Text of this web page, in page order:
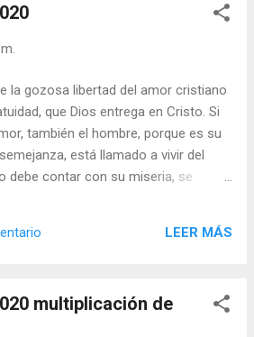
habremos comprendido que
todos. Teresa de Jesús, enseña
pero un amor bautismal crucificado:
personas que van por el camino
sólo servir a su Cristo
(4 M 2,9). Julián Escobar. |
del Día (+ Leer ). | Evangelio y
(+ Leer ) | Vísperas (+ Leer ) |
la gozosa libertad del amor cristiano
que Dios entrega en Cristo. Si
también el hombre, porque es su
está llamado a vivir del
debe contar con su miseria, se
de Dios con el hombre, lo busca
presente el Señor, por lo mismo,
muchas borrascas que enfrente la
LEER MÁS
multiplicación de